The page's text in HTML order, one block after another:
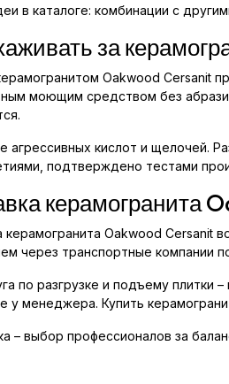
в каталоге: комбинации с
за
Oakwood Cersanit
моющим средством без
агрессивных кислот и щелочей.
подтверждено тестами
керамогранита
керамогранита Oakwood Cersanit
через транспортные компании
по разгрузке и подъему
у менеджера. Купить
– выбор профессионалов за